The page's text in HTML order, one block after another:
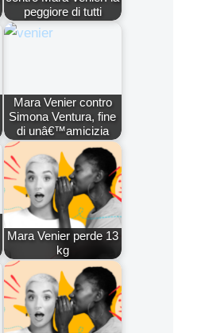
peggiore di tutti
Mara Venier contro
Simona Ventura, fine
di unâ€™amicizia
Mara Venier perde 13
kg